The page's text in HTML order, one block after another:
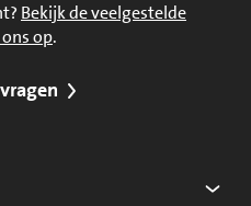
Bekijk de veelgestelde
op.